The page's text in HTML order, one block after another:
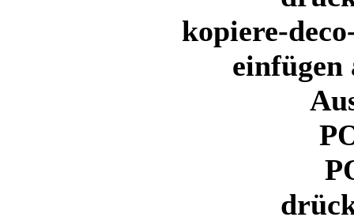
kopiere-
einfügen